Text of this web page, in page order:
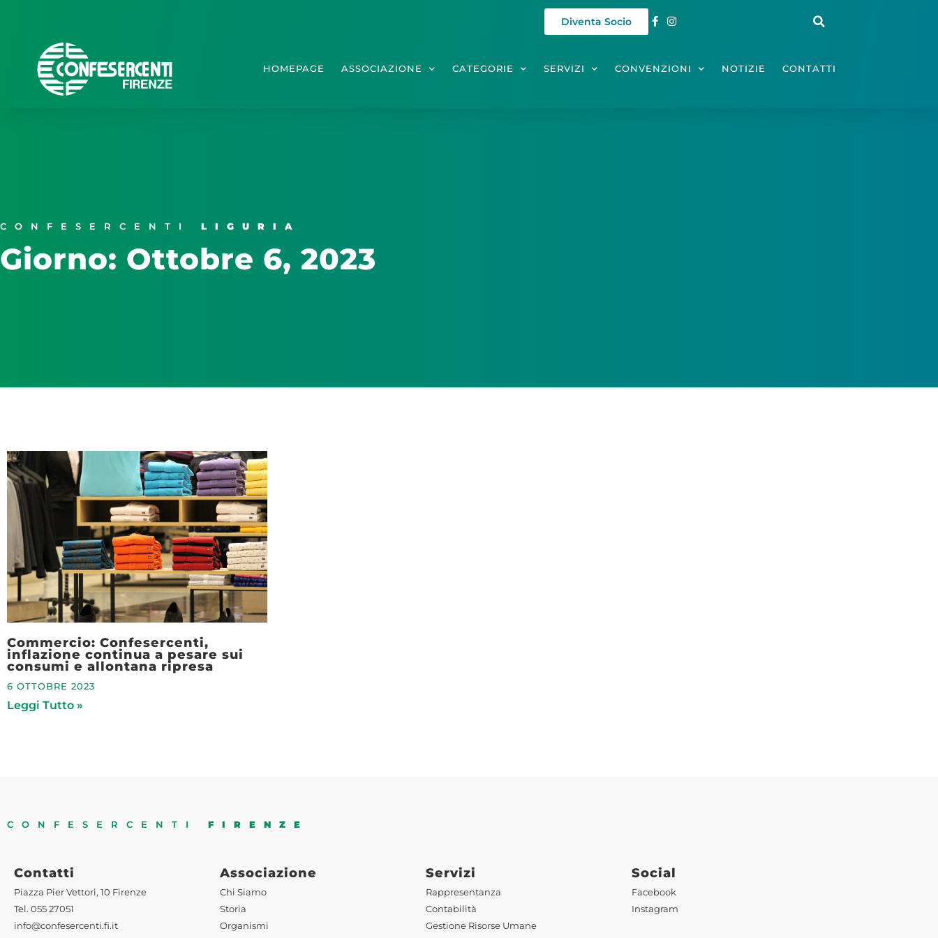
Diventa Socio
HOMEPAGE ASSOCIAZIONE CATEGORIE SERVIZI CONVENZIONI NOTIZIE CONTATTI
CONFESERCENTI LIGURIA
Giorno: Ottobre 6, 2023
Commercio: Confesercenti,
inflazione continua a pesare sui
consumi e allontana ripresa
6 OTTOBRE 2023
Leggi Tutto »
CONFESERCENTI FIRENZE
Contatti
Piazza Pier Vettori, 10 Firenze
Tel. 055 27051
info@confesercenti.fi.it
Associazione
Chi Siamo
Storia
Organismi
Servizi
Rappresentanza
Contabilità
Gestione Risorse Umane
Social
Facebook
Instagram